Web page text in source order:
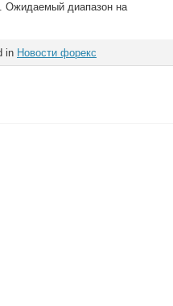
Ожидаемый диапазон на
in Новости форекс